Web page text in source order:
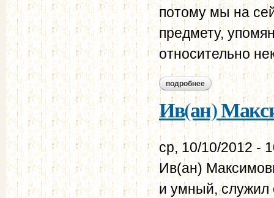
потому мы на
предмету,
относительно
подробнее о о некоторых
Ив(ан)
ср, 10/10/2012 -
Ив(ан)
и умный, служил